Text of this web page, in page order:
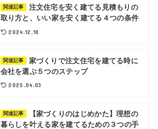
関連記事
注文住宅を安く建てる見積もりの
取り方と、いい家を安く建てる４つの条件
2024.12.18
関連記事
家づくりで注文住宅を建てる時に
会社を選ぶ５つのステップ
2025.04.03
関連記事
【家づくりのはじめかた】理想の
暮らしを叶える家を建てるための３つの手